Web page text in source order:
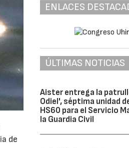
de
ENLACES
ÚLTIMAS NOTICIAS
Aister entrega la
Odiel', séptima unidad
HS60 para el Servicio
la Guardia Civil